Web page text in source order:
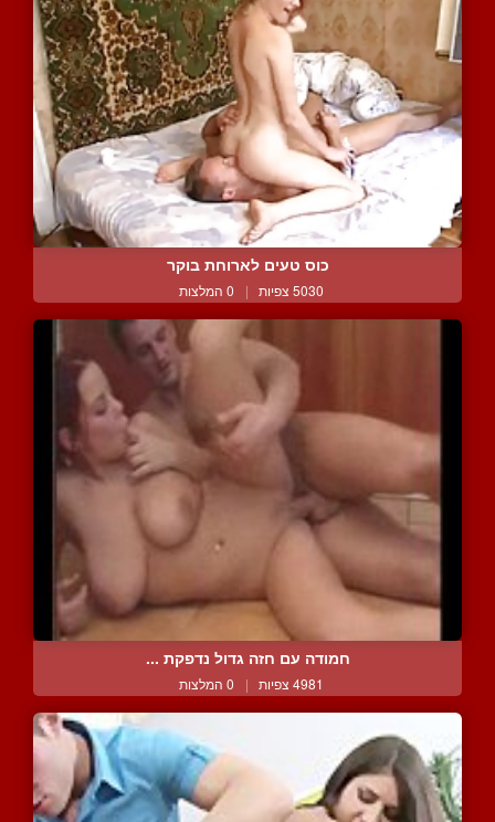
כוס טעים לארוחת בוקר
5030 צפיות | 0 המלצות
חמודה עם חזה גדול נדפקת ...
4981 צפיות | 0 המלצות